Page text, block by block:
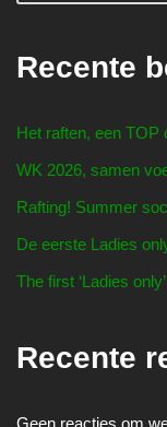
Recente
Het raften, een TOP
WK 2026, samen
Rafting! Summer
De eerste Ladies
The first ‘Ladies
Recente
Geen reacties om